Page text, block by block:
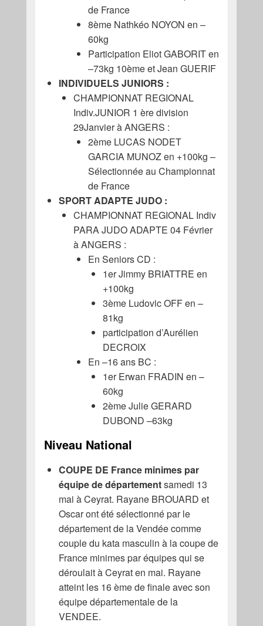
de France
8ème Nathkéo NOYON en –
60kg
Participation Eliot GABORIT en
–73kg 10ème et Jean GUERIF
INDIVIDUELS JUNIORS :
CHAMPIONNAT REGIONAL
Indiv.JUNIOR 1 ère division
29Janvier à ANGERS :
2ème LUCAS NODET
GARCIA MUNOZ en +100kg –
Sélectionnée au Championnat
de France
SPORT ADAPTE JUDO :
CHAMPIONNAT REGIONAL Indiv
PARA JUDO ADAPTE 04 Février
à ANGERS :
En Seniors CD :
1er Jimmy BRIATTRE en
+100kg
3ème Ludovic OFF en –
81kg
participation d’Aurélien
DECROIX
En –16 ans BC :
1er Erwan FRADIN en –
60kg
2ème Julie GERARD
DUBOND –63kg
Niveau National
COUPE DE France minimes par
équipe de départementsamedi 13
mai à Ceyrat. Rayane BROUARD et
Oscar ont été sélectionné par le
département de la Vendée comme
couple du kata masculin à la coupe de
France minimes par équipes qui se
déroulait à Ceyrat en mai. Rayane
atteint les 16 ème de finale avec son
équipe départementale de la
VENDEE.